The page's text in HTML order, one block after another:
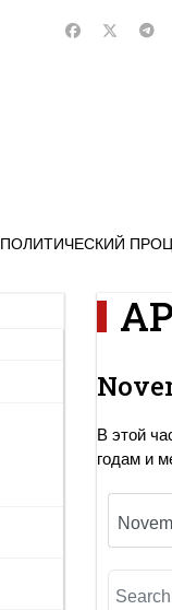
ПОЛИТИЧЕСКИЙ
В этой
годам и